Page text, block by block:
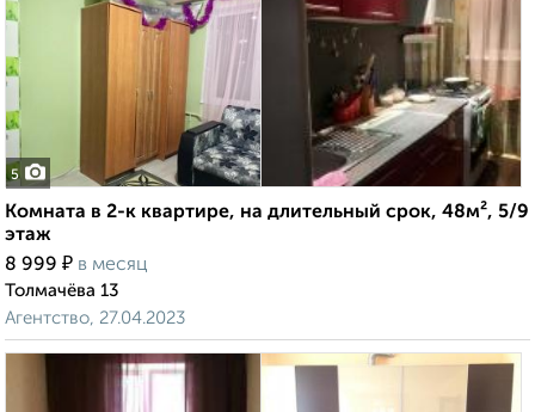
5
Комната в 2-к квартире, на длительный срок, 48м², 5/9
этаж
8 999 ₽ в месяц
Толмачёва 13
Агентство, 27.04.2023